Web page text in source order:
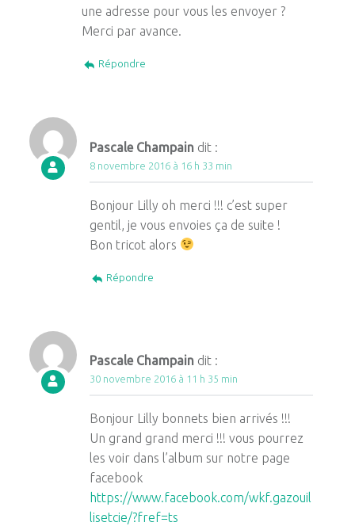
une adresse pour vous les envoyer ?
Merci par avance.
Répondre
Pascale Champain dit :
8 novembre 2016 à 16 h 33 min
Bonjour Lilly oh merci !!! c’est super
gentil, je vous envoies ça de suite !
Bon tricot alors
Répondre
Pascale Champain dit :
30 novembre 2016 à 11 h 35 min
Bonjour Lilly bonnets bien arrivés !!!
Un grand grand merci !!! vous pourrez
les voir dans l’album sur notre page
facebook
https://www.facebook.com/wkf.gazouil
lisetcie/?fref=ts